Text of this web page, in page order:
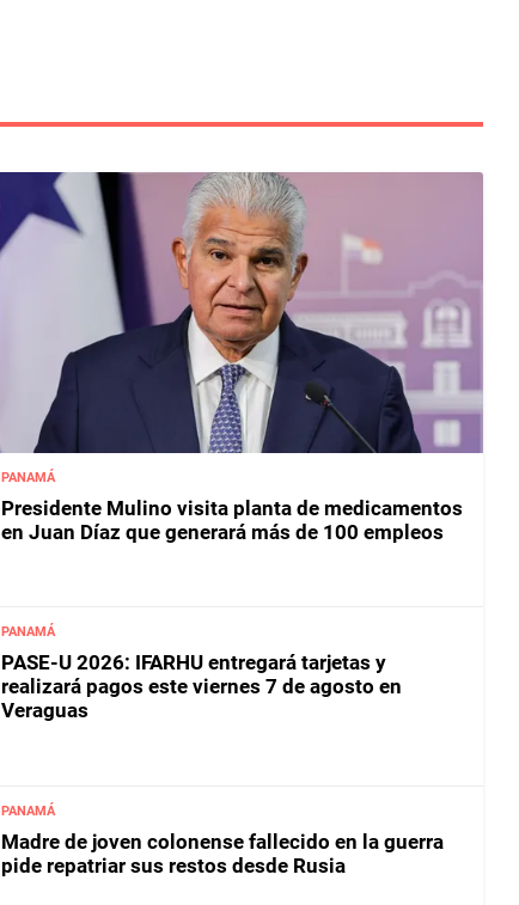
PANAMÁ
Presidente Mulino visita planta de medicamentos
en Juan Díaz que generará más de 100 empleos
PANAMÁ
PASE-U 2026: IFARHU entregará tarjetas y
realizará pagos este viernes 7 de agosto en
Veraguas
PANAMÁ
Madre de joven colonense fallecido en la guerra
pide repatriar sus restos desde Rusia